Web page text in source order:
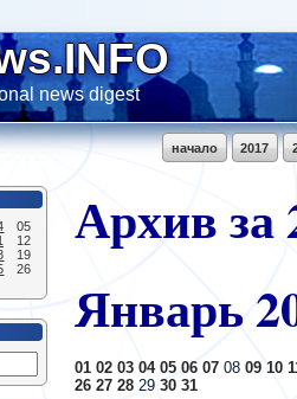
news digest
2017
начало
05
12
19
26
Архив за
Январь
01 02 03 04 05 06 0708 09 10
26 27 2829 30 31